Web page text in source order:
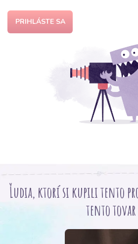
PRIHLÁSTE SA
Ľudia, ktorí si kupili tento
tento tovar